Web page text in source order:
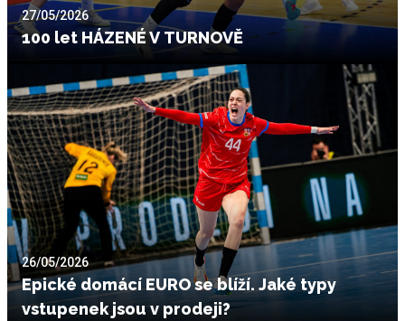
27/05/2026
100 let HÁZENÉ V TURNOVĚ
26/05/2026
Epické domácí EURO se blíží. Jaké typy
vstupenek jsou v prodeji?